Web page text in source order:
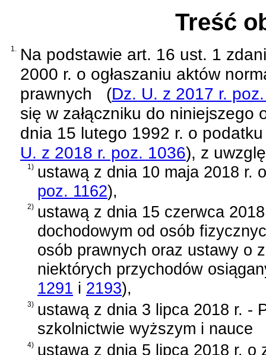
Treść
1. Na podstawie art. 16 ust. 1
2000 r. o ogłaszaniu aktów
prawnych
(Dz. U. z 2017 r.
się w załączniku do
dnia 15 lutego 1992 r. o
U. z 2018 r. poz. 1036), z
1) ustawą z dnia 10 maja 2018 r.
poz. 1162),
2) ustawą z dnia 15 czerwca
dochodowym od osób
osób prawnych oraz ustawy o
niektórych przychodów
1291 i 2193),
3) ustawą z dnia 3 lipca 2018 r. -
szkolnictwie wyższym i nauce
4) ustawą z dnia 5 lipca 2018 r. o